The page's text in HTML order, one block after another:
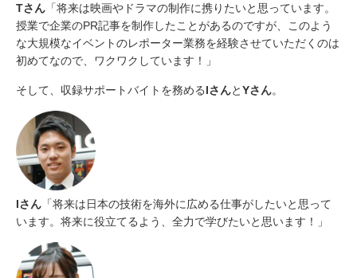
Tさん 「将来は映画やドラマの制作に携りたいと思っています。
授業で企業のPR記事を制作したことがあるのですが、このよう
な大規模なイベントのレポーター業務を経験させていただくのは
初めてなので、ワクワクしています！」
そして、収録サポートバイトを務めるIさんとYさん。
Iさん 「将来は日本の技術を海外に広める仕事がしたいと思って
います。将来に役立てるよう、全力で学びたいと思います！」